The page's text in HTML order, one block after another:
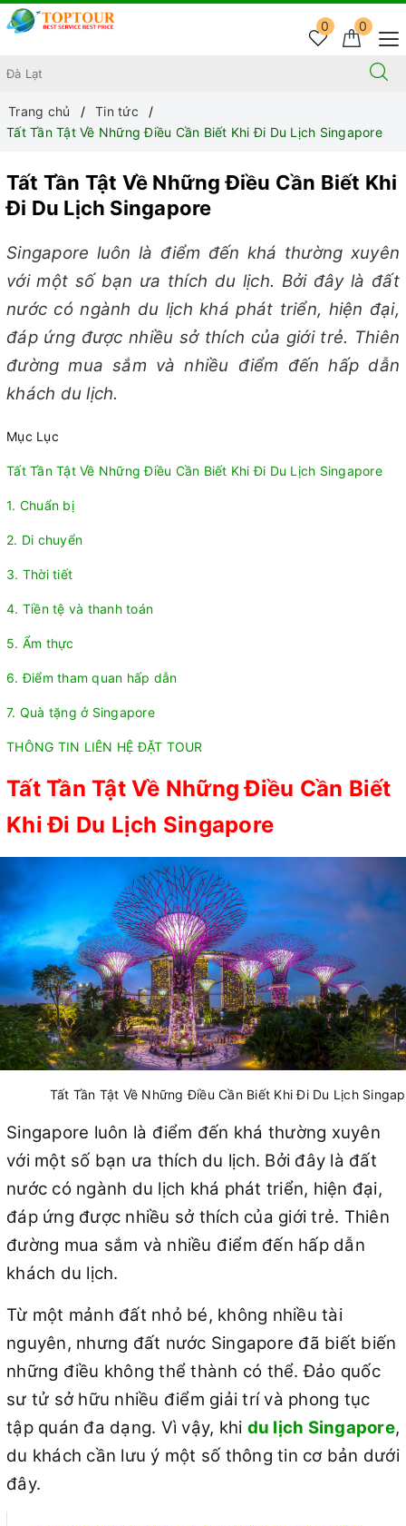
0
0
Trang chủ
Tin tức
Tất Tần Tật Về Những Điều Cần Biết Khi Đi Du Lịch Singapore
Tất Tần Tật Về Những Điều Cần Biết Khi
Đi Du Lịch Singapore
Singapore luôn là điểm đến khá thường xuyên
với một số bạn ưa thích du lịch. Bởi đây là đất
nước có ngành du lịch khá phát triển, hiện đại,
đáp ứng được nhiều sở thích của giới trẻ. Thiên
đường mua sắm và nhiều điểm đến hấp dẫn
khách du lịch.
Mục Lục
Tất Tần Tật Về Những Điều Cần Biết Khi Đi Du Lịch Singapore
1. Chuẩn bị
2. Di chuyển
3. Thời tiết
4. Tiền tệ và thanh toán
5. Ẩm thực
6. Điểm tham quan hấp dẫn
7. Quà tặng ở Singapore
THÔNG TIN LIÊN HỆ ĐẶT TOUR
Tất Tần Tật Về Những Điều Cần Biết
Khi Đi Du Lịch Singapore
Tất Tần Tật Về Những Điều Cần Biết Khi Đi Du Lịch
Singapore luôn là điểm đến khá thường xuyên
với một số bạn ưa thích du lịch. Bởi đây là đất
nước có ngành du lịch khá phát triển, hiện đại,
đáp ứng được nhiều sở thích của giới trẻ. Thiên
đường mua sắm và nhiều điểm đến hấp dẫn
khách du lịch.
Từ một mảnh đất nhỏ bé, không nhiều tài
nguyên, nhưng đất nước Singapore đã biết biến
những điều không thể thành có thể. Đảo quốc
sư tử sở hữu nhiều điểm giải trí và phong tục
tập quán đa dạng. Vì vậy, khi du lịch Singapore,
du khách cần lưu ý một số thông tin cơ bản dưới
đây.